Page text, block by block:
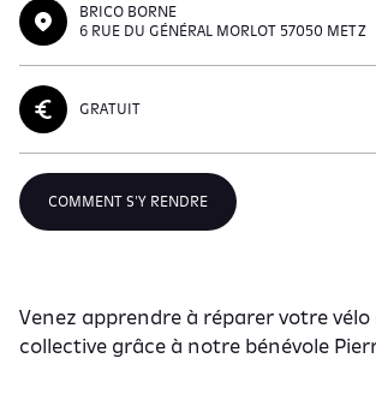
BRICO BORNE
6 RUE DU GÉNÉRAL MORLOT 57050 METZ
GRATUIT
COMMENT S'Y RENDRE
Venez apprendre à réparer votre
collective grâce à notre bénévole